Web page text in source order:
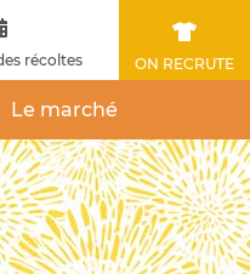
récoltes ON RECRUTE
Le marché